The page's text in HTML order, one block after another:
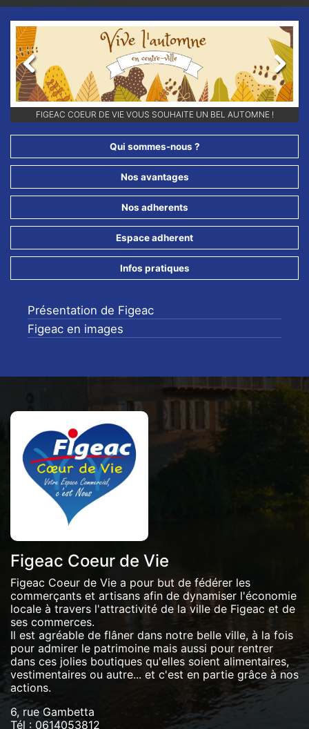
FIGEAC COEUR DE VIE VOUS SOUHAITE UN BEL AUTOMNE !
RETROUVEZ-NOUS SUR NOS RÉSEAUX SOCIAUX ET ABONNEZ-VOUS
POUR NE RIEN LOUPER DE NOS ANIMATIONS !!
Previous Next
Qui sommes-nous ?
Nos avantages
Nos adherents
Espace adherent
Infos pratiques
Présentation de Figeac
Figeac en images
Figeac Coeur de Vie
Figeac Coeur de Vie a pour but de fédérer les
commerçants et artisans afin de dynamiser l'économie
locale à travers l'attractivité de la ville de Figeac et de
ses commerces.
Il est agréable de flâner dans notre belle ville, à la fois
pour admirer le patrimoine mais aussi pour rentrer
dans ces jolies boutiques qu'elles soient alimentaires,
vestimentaires ou autre... et c'est en partie grâce à nos
actions.
6, rue Gambetta
Tél : 0614053812